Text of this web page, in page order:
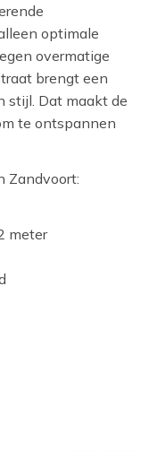
optimale
overmatige
brengt een
stijl. Dat maakt de
te ontspannen
Zandvoort:
meter